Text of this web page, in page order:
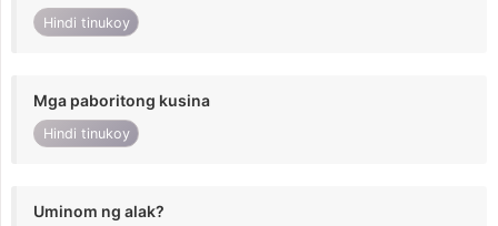
Hindi tinukoy
Mga paboritong kusina
Hindi tinukoy
Uminom ng alak?